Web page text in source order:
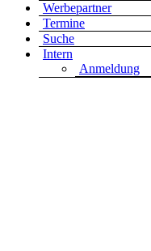
Werbepartner
Termine
Suche
Intern
Anmeldung